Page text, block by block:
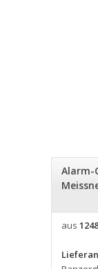
Alarm-
aus